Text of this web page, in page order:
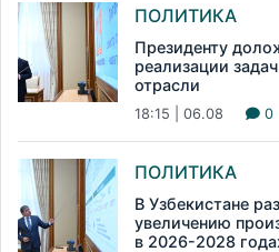
ПОЛИТИКА
Президенту
реализации
отрасли
18:15 | 06.08 0
ПОЛИТИКА
В Узбекистане
увеличению
в 2026-2028